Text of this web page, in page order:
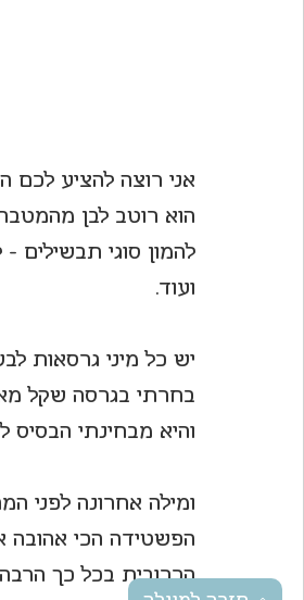
אני רוצה להציע לכם
להמון סוגי תבשילים
ועוד.
יש כל מיני גרסאות
והיא מבחינתי הבסיס
ומילה אחרונה לפני
הפשטידה הכי אהובה
הכרובית בכל כך